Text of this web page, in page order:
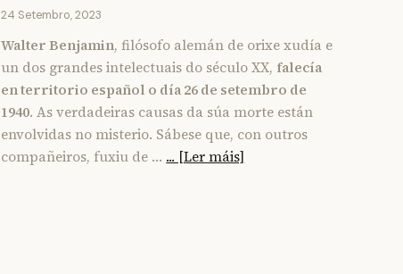
24 Setembro, 2023
Walter Benjamin, filósofo alemán de orixe xudía e
un dos grandes intelectuais do século XX, falecía
en territorio español o día 26 de setembro de
1940. As verdadeiras causas da súa morte están
envolvidas no misterio. Sábese que, con outros
compañeiros, fuxiu de … ... [Ler máis]